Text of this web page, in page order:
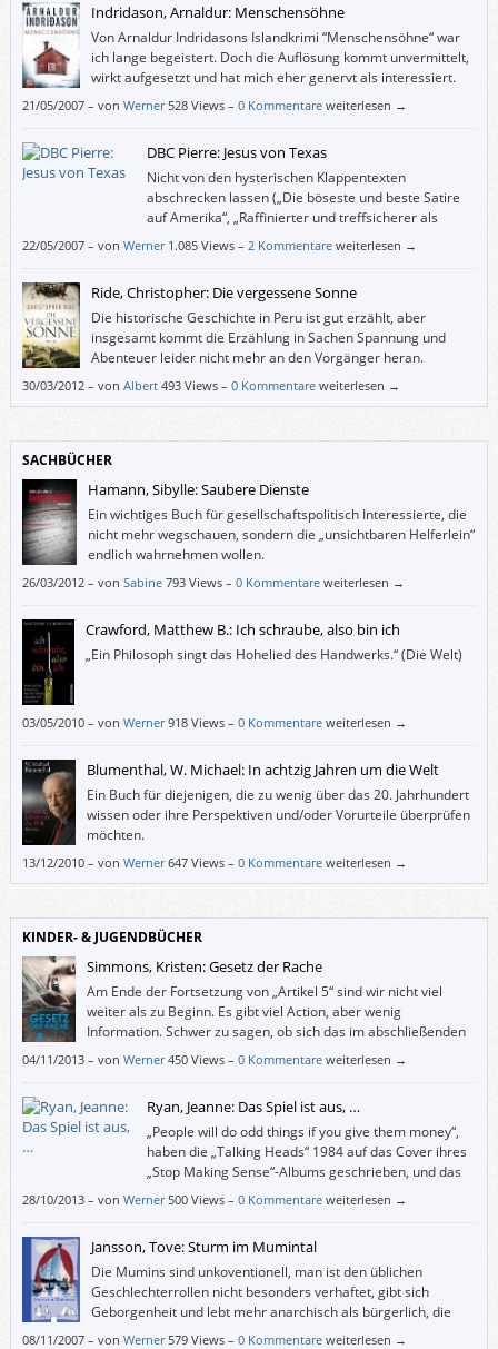
Indridason, Arnaldur: Menschensöhne
Von Arnaldur Indridasons Islandkrimi “Menschensöhne“ war
ich lange begeistert. Doch die Auflösung kommt unvermittelt,
wirkt aufgesetzt und hat mich eher genervt als interessiert.
Schade.
21/05/2007– von Werner 528 Views – 0 Kommentare weiterlesen →
DBC Pierre: Jesus von Texas
Nicht von den hysterischen Klappentexten
abschrecken lassen („Die böseste und beste Satire
auf Amerika“, „Raffinierter und treffsicherer als
Michael Moore“ etc.). Ich glaube, dergleichen stand
22/05/2007– von Werner 1.085 Views – 2 Kommentare weiterlesen →
Ride, Christopher: Die vergessene Sonne
Die historische Geschichte in Peru ist gut erzählt, aber
insgesamt kommt die Erzählung in Sachen Spannung und
Abenteuer leider nicht mehr an den Vorgänger heran.
30/03/2012– von Albert 493 Views – 0 Kommentare weiterlesen →
SACHBÜCHER
Hamann, Sibylle: Saubere Dienste
Ein wichtiges Buch für gesellschaftspolitisch Interessierte, die
nicht mehr wegschauen, sondern die „unsichtbaren Helferlein“
endlich wahrnehmen wollen.
26/03/2012– von Sabine 793 Views – 0 Kommentare weiterlesen →
Crawford, Matthew B.: Ich schraube, also bin ich
„Ein Philosoph singt das Hohelied des Handwerks.“ (Die Welt)
03/05/2010– von Werner 918 Views – 0 Kommentare weiterlesen →
Blumenthal, W. Michael: In achtzig Jahren um die Welt
Ein Buch für diejenigen, die zu wenig über das 20. Jahrhundert
wissen oder ihre Perspektiven und/oder Vorurteile überprüfen
möchten.
13/12/2010– von Werner 647 Views – 0 Kommentare weiterlesen →
KINDER- & JUGENDBÜCHER
Simmons, Kristen: Gesetz der Rache
Am Ende der Fortsetzung von „Artikel 5“ sind wir nicht viel
weiter als zu Beginn. Es gibt viel Action, aber wenig
Information. Schwer zu sagen, ob sich das im abschließenden
Band der Ember-Trilogie ändern wird. Leider hat mich „Gesetz
04/11/2013– von Werner 450 Views – 0 Kommentare weiterlesen →
Ryan, Jeanne: Das Spiel ist aus, …
„People will do odd things if you give them money“,
haben die „Talking Heads“ 1984 auf das Cover ihres
„Stop Making Sense“-Albums geschrieben, und das
beschreibt dieses Buch ganz gut. Zum einen machen
28/10/2013– von Werner 500 Views – 0 Kommentare weiterlesen →
Jansson, Tove: Sturm im Mumintal
Die Mumins sind unkoventionell, man ist den üblichen
Geschlechterrollen nicht besonders verhaftet, gibt sich
Geborgenheit und lebt mehr anarchisch als bürgerlich, die
Erwachsenen sind auch kindlich und die Kinder zum Teil sehr
08/11/2007– von Werner 579 Views – 0 Kommentare weiterlesen →